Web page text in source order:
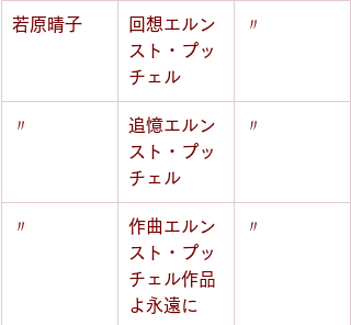
若原晴子
回想エルン
スト・プッ
チェル
〃
〃
追憶エルン
スト・プッ
チェル
〃
〃
作曲エルン
スト・プッ
チェル作品
よ永遠に
〃